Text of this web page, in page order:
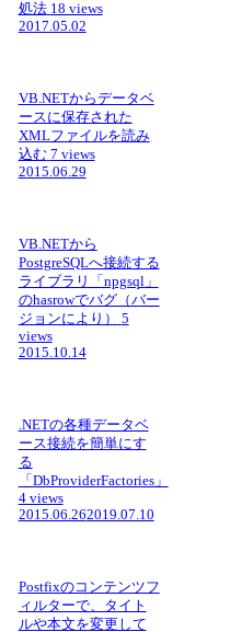
処法 18 views
2017.05.02
VB.NETからデータベ
ースに保存された
XMLファイルを読み
込む 7 views
2015.06.29
VB.NETから
PostgreSQLへ接続する
ライブラリ「npgsql」
のhasrowでバグ（バー
ジョンにより）
5
views
2015.10.14
.NETの各種データベ
ース接続を簡単にす
る
「DbProviderFactories」
4 views
2015.06.262019.07.10
Postfixのコンテンツフ
ィルターで、タイト
ルや本文を変更して